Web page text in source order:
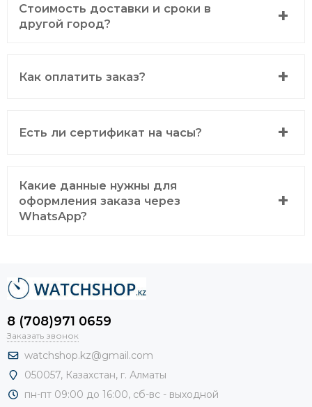
Стоимость доставки и сроки в
другой город?
Как оплатить заказ?
Есть ли сертификат на часы?
Какие данные нужны для
оформления заказа через
WhatsApp?
8 (708)971 0659
Заказать звонок
watchshop.kz@gmail.com
050057, Казахстан, г. Алматы
пн-пт 09:00 до 16:00, сб-вс - выходной